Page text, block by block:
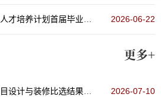
2026-06-22
更多+
2026-07-10